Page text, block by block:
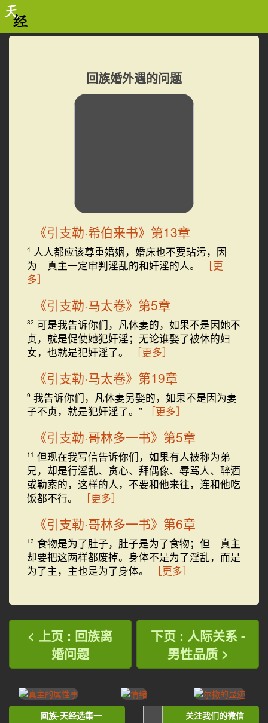
回族婚外遇的问题
《引支勒·希伯来书》第13章
4 人人都应该尊重婚姻，婚床也不要玷污，因
为 真主一定审判淫乱的和奸淫的人。
［更
多］
《引支勒·马太卷》第5章
32 可是我告诉你们，凡休妻的，如果不是因她不
贞，就是促使她犯奸淫；无论谁娶了被休的妇
女，也就是犯奸淫了。
［更多］
《引支勒·马太卷》第19章
9 我告诉你们，凡休妻另娶的，如果不是因为妻
子不贞，就是犯奸淫了。”
［更多］
《引支勒·哥林多一书》第5章
11 但现在我写信告诉你们，如果有人被称为弟
兄，却是行淫乱、贪心、拜偶像、辱骂人、醉酒
或勒索的，这样的人，不要和他来往，连和他吃
饭都不行。
［更多］
《引支勒·哥林多一书》第6章
13 食物是为了肚子，肚子是为了食物；但 真主
却要把这两样都废掉。身体不是为了淫乱，而是
为了主，主也是为了身体。
［更多］
< 上页 : 回族离
婚问题
下页 : 人际关系 -
男性品质 >
回族-天经选集一 关注我们的微信